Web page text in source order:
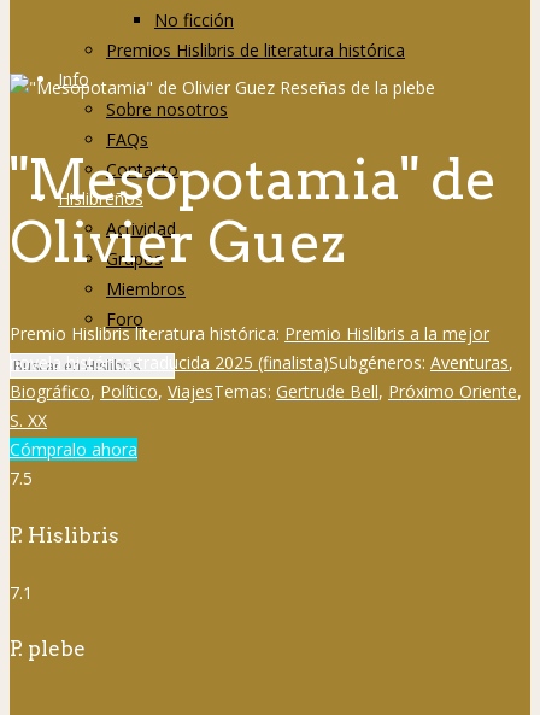
No ficción
Premios Hislibris de literatura histórica
Info
Sobre nosotros
FAQs
Contacto
Hislibreños
Actividad
Grupos
Miembros
Foro
"Mesopotamia" de
Olivier Guez
Premio Hislibris literatura histórica: Premio Hislibris a la mejor
novela histórica traducida 2025 (finalista)Subgéneros: Aventuras,
Biográfico, Político, ViajesTemas: Gertrude Bell, Próximo Oriente,
S. XX
Cómpralo ahora
7.5
P. Hislibris
7.1
P. plebe